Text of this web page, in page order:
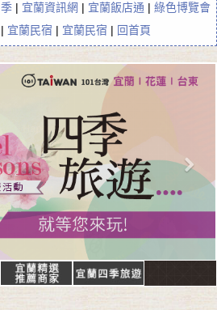
季 | 宜蘭資訊網 | 宜蘭飯店通 |綠色博覽會
| 宜蘭民宿 | 宜蘭民宿 | 回首頁